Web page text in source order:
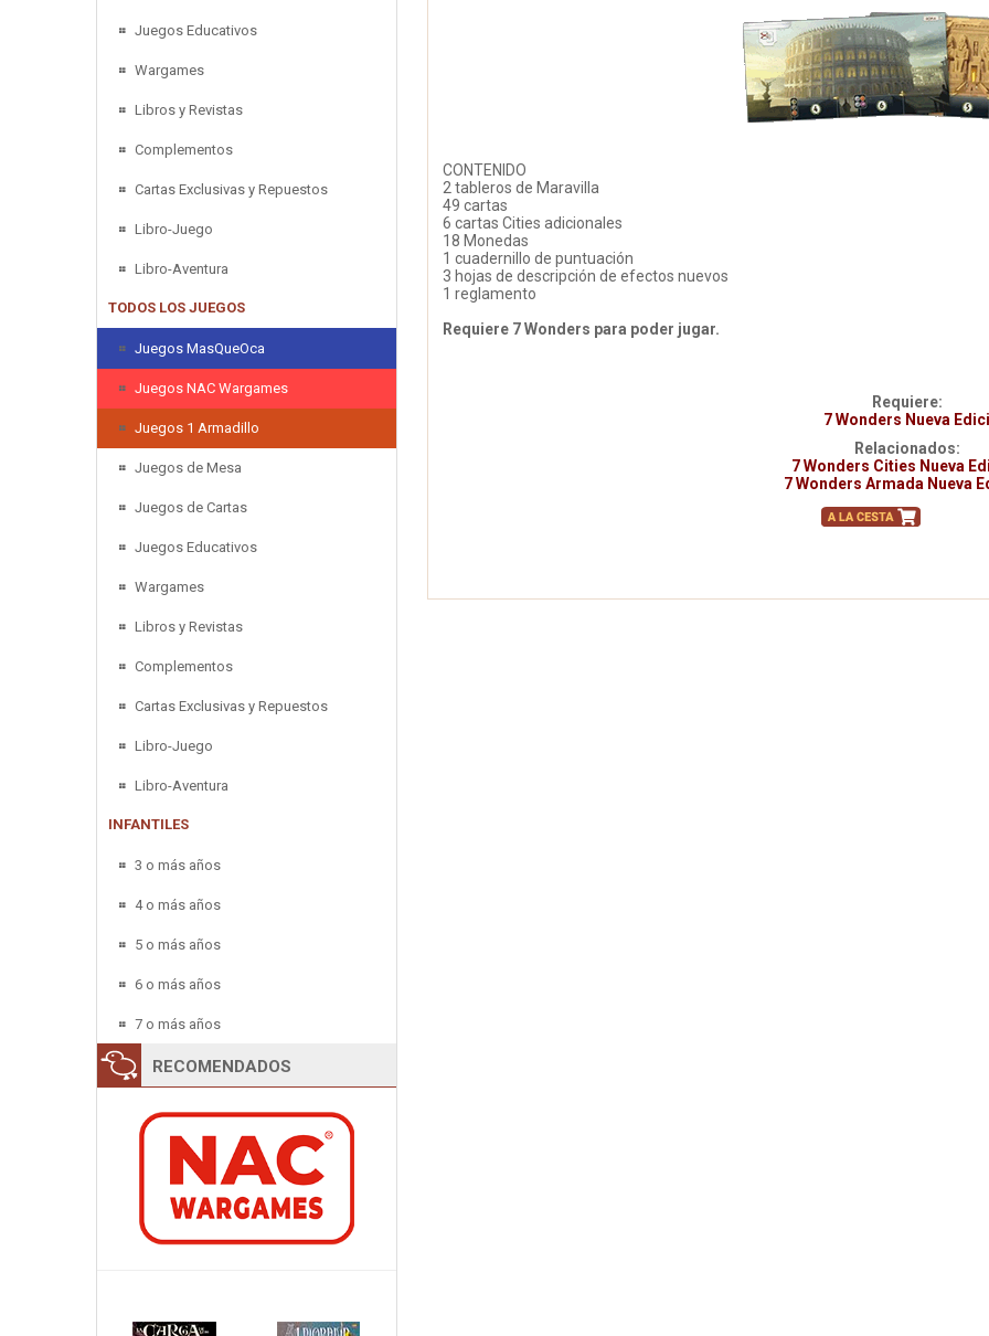
Juegos Educativos
Wargames
Libros y Revistas
Complementos
Cartas Exclusivas y Repuestos
Libro-Juego
Libro-Aventura
TODOS LOS JUEGOS
Juegos MasQueOca
Juegos NAC Wargames
Juegos 1 Armadillo
Juegos de Mesa
Juegos de Cartas
Juegos Educativos
Wargames
Libros y Revistas
Complementos
Cartas Exclusivas y Repuestos
Libro-Juego
Libro-Aventura
INFANTILES
3 o más años
4 o más años
5 o más años
6 o más años
7 o más años
RECOMENDADOS
CONTENIDO
2 tableros de Maravilla
49 cartas
6 cartas Cities adicionales
18 Monedas
1 cuadernillo de puntuación
3 hojas de descripción de efectos nuevos
1 reglamento
Requiere 7 Wonders para poder jugar.
Requiere:
7 Wonders Nueva
Relacionados:
7 Wonders Cities Nueva
7 Wonders Armada Nueva